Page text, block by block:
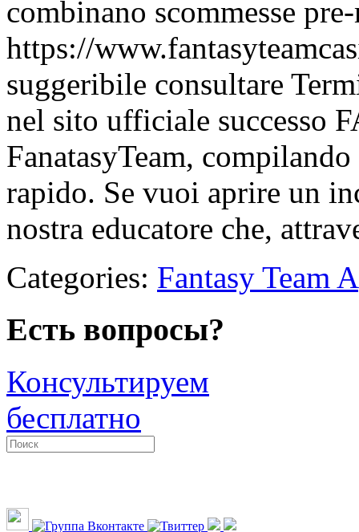
combinano scommesse
https://
suggeribile consultare
nel sito ufficiale successo
FanatasyTeam,
rapido. Se vuoi aprire un
nostra educatore che,
Categories: Fantasy Team
Есть вопросы?
Консультируем
бесплатно